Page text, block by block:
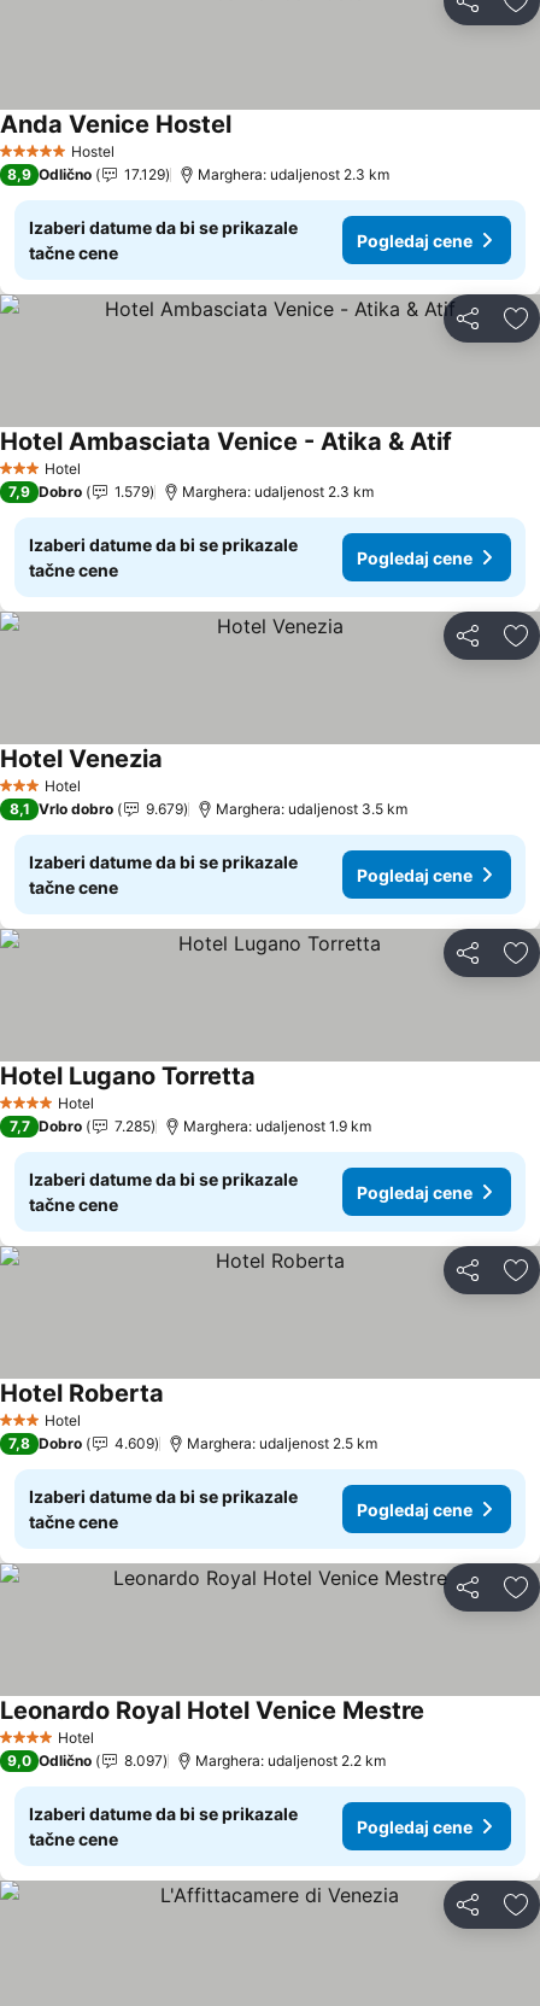
Deli
5 ZvezdiceHostel
Anda Venice HostelPogledaj cene
8,9 Odlično 17.129 Marghera: udaljenost 2.3 km
Izaberi datume da bi se prikazale
tačne cene
Pogledaj cene
Deli
3 Zvezdice
Hotel
Hotel Ambasciata Venice - Atika & Atif
7,9 Dobro 1.579 Marghera: udaljenost 2.3 km
Izaberi datume da bi se prikazale
tačne cene
Pogledaj cene
Deli
3 Zvezdice
Hotel
Hotel Venezia
8,1 Vrlo dobro 9.679 Marghera: udaljenost 3.5 km
Izaberi datume da bi se prikazale
tačne cene
Pogledaj cene
Deli
4 ZvezdiceHotel
Hotel Lugano Torretta
7,7 Dobro 7.285 Marghera: udaljenost 1.9 km
Izaberi datume da bi se prikazale
tačne cene
Pogledaj cene
Deli
3 Zvezdice
Hotel
Hotel Roberta
7,8 Dobro 4.609 Marghera: udaljenost 2.5 km
Izaberi datume da bi se prikazale
tačne cene
Pogledaj cene
Deli
4 ZvezdiceHotel
Leonardo Royal Hotel Venice Mestre
9,0 Odlično 8.097 Marghera: udaljenost 2.2 km
Izaberi datume da bi se prikazale
tačne cene
Pogledaj cene
Deli